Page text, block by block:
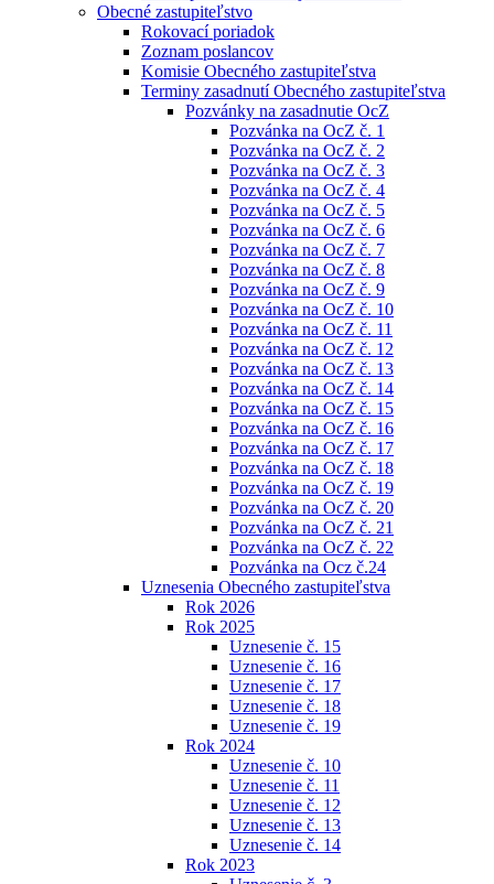
Obecné zastupiteľstvo
Rokovací poriadok
Zoznam poslancov
Komisie Obecného zastupiteľstva
Terminy zasadnutí Obecného zastupiteľstva
Pozvánky na zasadnutie OcZ
Pozvánka na OcZ č. 1
Pozvánka na OcZ č. 2
Pozvánka na OcZ č. 3
Pozvánka na OcZ č. 4
Pozvánka na OcZ č. 5
Pozvánka na OcZ č. 6
Pozvánka na OcZ č. 7
Pozvánka na OcZ č. 8
Pozvánka na OcZ č. 9
Pozvánka na OcZ č. 10
Pozvánka na OcZ č. 11
Pozvánka na OcZ č. 12
Pozvánka na OcZ č. 13
Pozvánka na OcZ č. 14
Pozvánka na OcZ č. 15
Pozvánka na OcZ č. 16
Pozvánka na OcZ č. 17
Pozvánka na OcZ č. 18
Pozvánka na OcZ č. 19
Pozvánka na OcZ č. 20
Pozvánka na OcZ č. 21
Pozvánka na OcZ č. 22
Pozvánka na Ocz č.24
Uznesenia Obecného zastupiteľstva
Rok 2026
Rok 2025
Uznesenie č. 15
Uznesenie č. 16
Uznesenie č. 17
Uznesenie č. 18
Uznesenie č. 19
Rok 2024
Uznesenie č. 10
Uznesenie č. 11
Uznesenie č. 12
Uznesenie č. 13
Uznesenie č. 14
Rok 2023